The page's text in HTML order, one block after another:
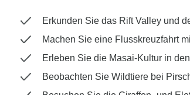
Erkunden Sie das Rift Valley und
Machen Sie eine Flusskreuzfahrt
Erleben Sie die Masai-Kultur in
Beobachten Sie Wildtiere bei